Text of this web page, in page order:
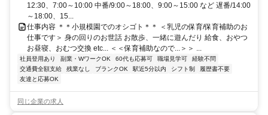
12:30、7:00～10:00 中番/9:00～18:00、9:00～15:00 など 遅番/14:00
～18:00、15...
仕事内容 ＊＊小規模園でのオシゴト＊＊ ＜乳児の保育/保育補助のお
仕事です＞ 身の回りのお世話 お散歩、一緒に遊んだり 給食、おやつ
お昼寝、おむつ交換 etc... ＜＜保育補助なので...＞＞ ...
社員登用あり 副業・WワークOK 60代も応募可 職場見学可
経験不問
交通費全額支給
残業なし ブランクOK 駅近5分以内 シフト制
履歴書不要
友達と応募OK
同じ企業の求人